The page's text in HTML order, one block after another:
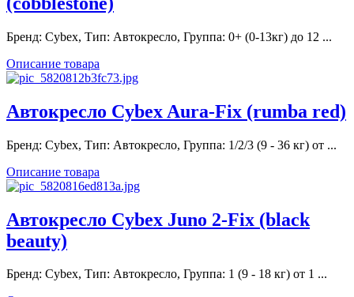
Бренд: Cybex, Тип: Автокресло, Группа: 0+ (0-13кг) до 12 ...
Описание товара
Автокресло Cybex Aura-Fix (rumba red)
Бренд: Cybex, Тип: Автокресло, Группа: 1/2/3 (9 - 36 кг) от ...
Описание товара
Автокресло Cybex Juno 2-Fix (black
beauty)
Бренд: Cybex, Тип: Автокресло, Группа: 1 (9 - 18 кг) от 1 ...